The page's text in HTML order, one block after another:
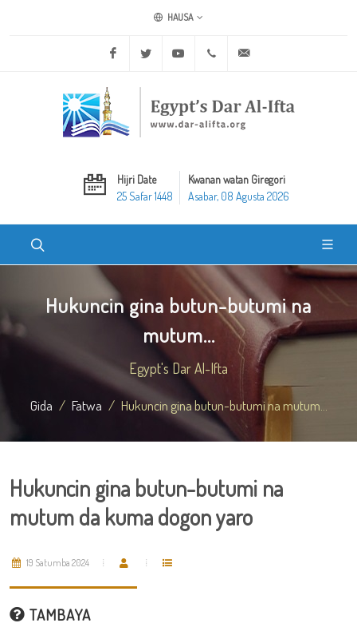
HAUSA
Facebook Twitter Youtube +20 2 25970400
Hijri Date
25 Safar 1448
Kwanan watan Giregori
Asabar, 08 Agusta 2026
Hukuncin gina butun-butumi na
mutum...
Egypt's Dar Al-Ifta
Gida Fatwa Hukuncin gina butun-butumi na mutum...
Hukuncin gina butun-butumi na
mutum da kuma dogon yaro
19 Satumba 2024
TAMBAYA